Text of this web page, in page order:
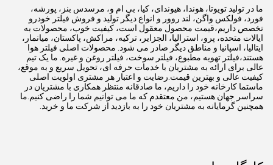
ما در تولید تویوتا، هوندا، هیوندای، کیا، بی ام و، مرسدس بنز، پورشه،
فورد، فولکس واگن، لند روور و انواع دیگر تولید و فروش فیلتر خودرو
تخصص داریم،قیمت محصول معقول است، کیفیت خوب، محصولات به
ایالات متحده، پرو، استرالیا، الجزایر، ترکیه، مراکش، پاکستان، میانمار،
ایتالیا، اسپانیا و مناطق دیگر صادر می شود. محصولات اصلی فیلتر هوا
هستند،فیلتر تهویه مطبوع، فیلتر سوخت، فیلتر روغن و غیره. ما یک تیم
عالی برای ارائه به مشتریان با خدمات حرفه ای، تحویل سریع و به موقع،
کیفیت عالی و بهترین قیمت.رضایت و اعتبار هر مشتری اولویت اصلی
ماستما کارخانه خود را داریم، ما صادقانه منتظر همکاری با مشتریان در
سراسر جهان هستیم، من معتقدم که ما می توانیم شما را راضی کنیم.ما
همچنین گرمایانه به مشتریان خود را به بازدید از شرکت ما و خرید.